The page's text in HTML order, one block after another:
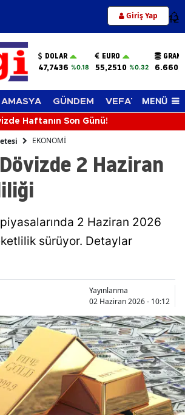
Giriş Yap 12
DOLAR
47,7436 %0.18
EURO
55,2510 %0.32
AMASYA GÜNDEM VEFAT EDENLER
MENÜ
Haftanın Son Günü!
EKONOMİ
2 Haziran
2 Haziran 2026
sürüyor. Detaylar
Yayınlanma
02 Haziran 2026 - 10:12